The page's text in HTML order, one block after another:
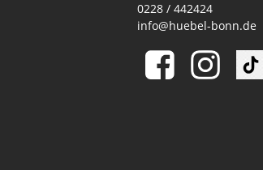
0228 / 442424
info@huebel-bonn.de